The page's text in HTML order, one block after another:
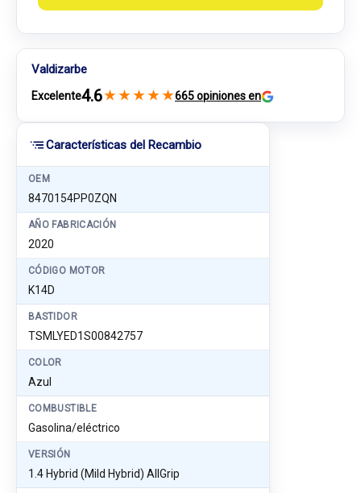
Características del Recambio
OEM
8470154PP0ZQN
AÑO FABRICACIÓN
2020
CÓDIGO MOTOR
K14D
BASTIDOR
TSMLYED1S00842757
COLOR
Azul
COMBUSTIBLE
Gasolina/eléctrico
VERSIÓN
1.4 Hybrid (Mild Hybrid) AllGrip
Valdizarbe
Excelente4.6★ ★ ★ ★ ★665 opiniones en